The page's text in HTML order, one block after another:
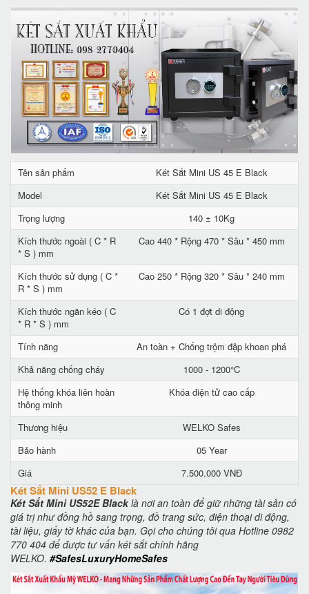
Tên sản phẩm
Két Sắt Mini US 45 E Black
Model
Két Sắt Mini US 45 E Black
Trọng lượng
140 ± 10Kg
Kích thước ngoài ( C * R
* S ) mm
Cao 440 * Rộng 470 * Sâu * 450 mm
Kích thước sử dụng ( C *
R * S ) mm
Cao 250 * Rộng 320 * Sâu * 240 mm
Kích thước ngăn kéo ( C
* R * S ) mm
Có 1 đợt di động
Tính năng
An toàn + Chống trộm đập khoan phá
Khả năng chống cháy
1000 - 1200°C
Hệ thống khóa liên hoàn
thông minh
Khóa điện tử cao cấp
Thương hiệu
WELKO Safes
Bảo hành
05 Year
Giá
7.500.000 VNĐ
Két Sắt Mini US52 E Black
Két Sắt Mini US52E Blacklà nơi an toàn để giữ những tài sản có
giá trị như đồng hồ sang trọng, đồ trang sức, điện thoại di động,
tài liệu, giấy tờ khác của bạn. Gọi cho chúng tôi qua Hotline 0982
770 404 để được tư vấn két sắt chính hãng
WELKO. #SafesLuxuryHomeSafes